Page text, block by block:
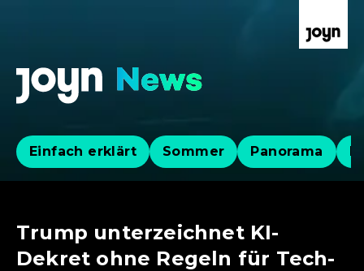
Einfach erklärt Sommer Panorama
Trump unterzeichnet KI-
Dekret ohne Regeln für Tech-